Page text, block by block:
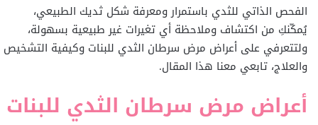
الفحص الذاتي للثدي باستمرار ومعرفة شكل ثديك الطبيعي،
يُمكّنكِ من اكتشاف وملاحظة أي تغيرات غير طبيعية بسهولة،
ولتتعرفي على أعراض مرض سرطان الثدي للبنات وكيفية التشخيص
والعلاج، تابعي معنا هذا المقال.
أعراض مرض سرطان الثدي للبنات